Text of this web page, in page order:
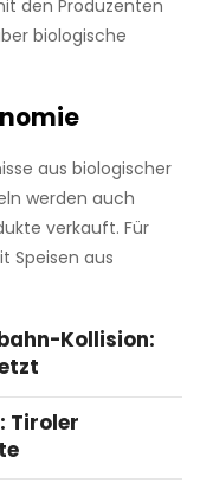
den Produzenten
biologische
aus biologischer
werden auch
verkauft. Für
Speisen aus
Kollision:
Tiroler